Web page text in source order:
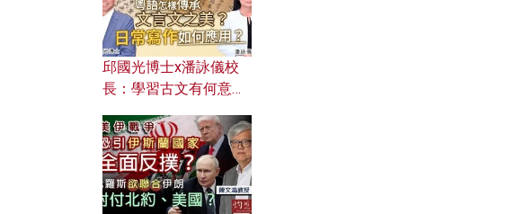
邱國光博士x潘詠儀校
長：學習古文有何意
文之美？ 日常寫作如何
應用？